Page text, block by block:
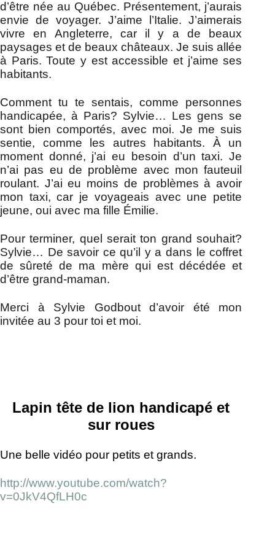
d’être née au Québec. Présentement, j’aurais
envie de voyager. J’aime l’Italie. J’aimerais
vivre en Angleterre, car il y a de beaux
paysages et de beaux châteaux. Je suis allée
à Paris. Toute y est accessible et j’aime ses
habitants.
Comment tu te sentais, comme personnes
handicapée, à Paris? Sylvie… Les gens se
sont bien comportés, avec moi. Je me suis
sentie, comme les autres habitants. À un
moment donné, j’ai eu besoin d’un taxi. Je
n’ai pas eu de problème avec mon fauteuil
roulant. J’ai eu moins de problèmes à avoir
mon taxi, car je voyageais avec une petite
jeune, oui avec ma fille Émilie.
Pour terminer, quel serait ton grand souhait?
Sylvie… De savoir ce qu’il y a dans le coffret
de sûreté de ma mère qui est décédée et
d’être grand-maman.
Merci à Sylvie Godbout d’avoir été mon
invitée au 3 pour toi et moi.
Lapin tête de lion handicapé et
sur roues‏
Une belle vidéo pour petits et grands.
http://www.youtube.com/watch?
v=0JkV4QfLH0c